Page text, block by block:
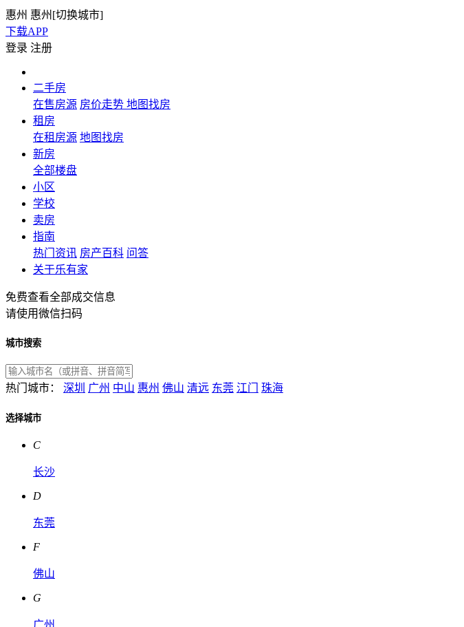
惠州 惠州[切换城市]
下载APP
登录 注册
二手房
在售房源 房价走势 地图找房
租房
在租房源 地图找房
新房
全部楼盘
小区
学校
卖房
指南
热门资讯 房产百科 问答
关于乐有家
免费查看全部成交信息
请使用微信扫码
城市搜索
热门城市： 深圳 广州 中山 惠州 佛山 清远 东莞 江门 珠海
选择城市
C
长沙
D
东莞
F
佛山
G
广州